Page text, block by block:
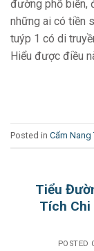
đường phổ biến,
những ai có tiền
tuýp 1 có di
Hiểu được điều
Posted in Cẩm
Tiểu
Tích Chi
POSTED